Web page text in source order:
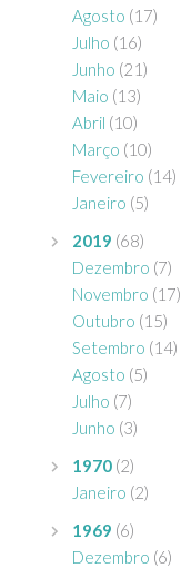
Agosto (17)
Julho (16)
Junho (21)
Maio (13)
Abril (10)
Março (10)
Fevereiro (14)
Janeiro (5)
2019 (68)
Dezembro (7)
Novembro (17)
Outubro (15)
Setembro (14)
Agosto (5)
Julho (7)
Junho (3)
1970 (2)
Janeiro (2)
1969 (6)
Dezembro (6)